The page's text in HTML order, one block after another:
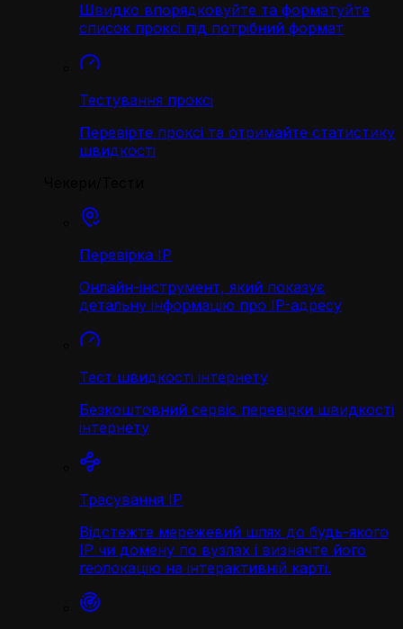
Швидко впорядковуйте та форматуйте
список проксі під потрібний формат
Тестування проксі
Перевірте проксі та отримайте статистику
швидкості
Перевірка IP
Онлайн-інструмент, який показує
детальну інформацію про IP-адресу
Тест швидкості інтернету
Безкоштовний сервіс перевірки швидкості
інтернету
Трасування IP
Відстежте мережевий шлях до будь-якого
IP чи домену по вузлах і визначте його
геолокацію на інтерактивній карті.